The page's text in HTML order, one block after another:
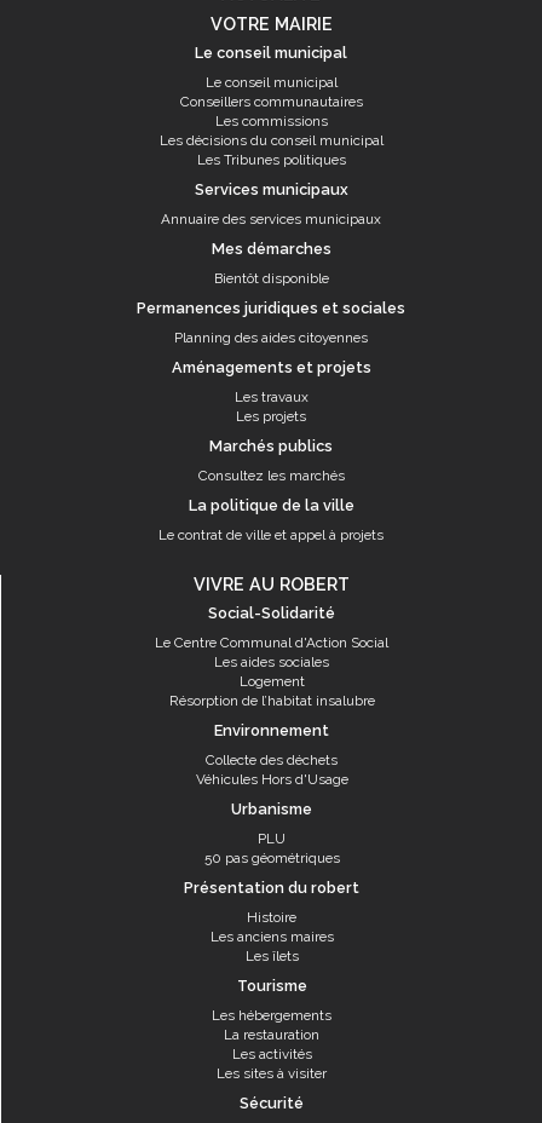
VOTRE MAIRIE
Le conseil municipal
Le conseil municipal
Conseillers communautaires
Les commissions
Les décisions du conseil municipal
Les Tribunes politiques
Services municipaux
Annuaire des services municipaux
Mes démarches
Bientôt disponible
Permanences juridiques et sociales
Planning des aides citoyennes
Aménagements et projets
Les travaux
Les projets
Marchés publics
Consultez les marchés
La politique de la ville
Le contrat de ville et appel à projets
VIVRE AU ROBERT
Social-Solidarité
Le Centre Communal d'Action Social
Les aides sociales
Logement
Résorption de l’habitat insalubre
Environnement
Collecte des déchets
Véhicules Hors d'Usage
Urbanisme
PLU
50 pas géométriques
Présentation du robert
Histoire
Les anciens maires
Les îlets
Tourisme
Les hébergements
La restauration
Les activités
Les sites à visiter
Sécurité